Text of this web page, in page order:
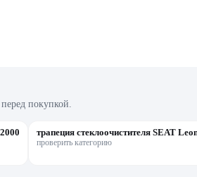
покупкой.
трапеция стеклоочистителя SEAT
проверить категорию